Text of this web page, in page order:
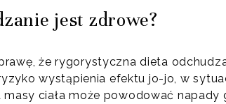
jest zdrowe?
że rygorystyczna dieta
wystąpienia efektu jo-jo, w
ciała może powodować napady